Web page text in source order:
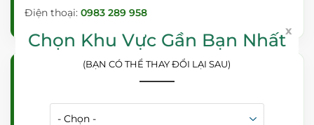
Điện thoại: 0983 289 958
Showroom - Cửa Hàng Hồ Chí Minh
Địa chỉ: 363/21 Đường Bình Lợi, Phường Bình Lợi
x
Chọn Khu Vực Gần Bạn Nhất
(BẠN CÓ THỂ THAY ĐỔI LẠI SAU)